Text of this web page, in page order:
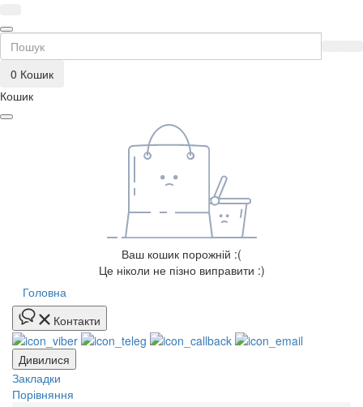
0 Кошик
Кошик
Ваш кошик порожній :(
Це ніколи не пізно виправити :)
Головна
Контакти
Дивилися
Закладки
Порівняння